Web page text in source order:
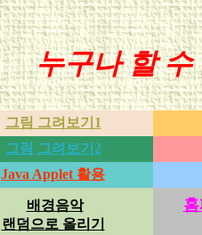
누구나 할
그림 그려보기1
그림 그려보기2
Java Applet 활용
배경음악
랜덤으로 올리기